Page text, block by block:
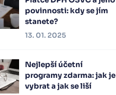
povinnosti: kdy se jím
stanete?
13. 01. 2025
Nejlepší účetní
programy zdarma: jak je
vybrat a jak se liší